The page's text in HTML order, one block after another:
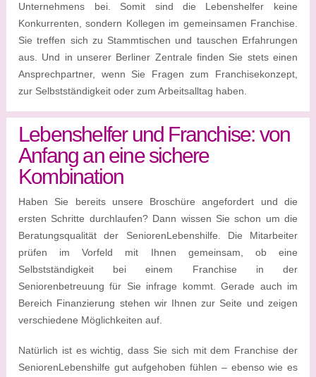
Unternehmens bei. Somit sind die Lebenshelfer keine
Konkurrenten, sondern Kollegen im gemeinsamen Franchise.
Sie treffen sich zu Stammtischen und tauschen Erfahrungen
aus. Und in unserer Berliner Zentrale finden Sie stets einen
Ansprechpartner, wenn Sie Fragen zum Franchisekonzept,
zur Selbstständigkeit oder zum Arbeitsalltag haben.
Lebenshelfer und Franchise: von
Anfang an eine sichere
Kombination
Haben Sie bereits unsere Broschüre angefordert und die
ersten Schritte durchlaufen? Dann wissen Sie schon um die
Beratungsqualität der SeniorenLebenshilfe. Die Mitarbeiter
prüfen im Vorfeld mit Ihnen gemeinsam, ob eine
Selbstständigkeit bei einem Franchise in der
Seniorenbetreuung für Sie infrage kommt. Gerade auch im
Bereich Finanzierung stehen wir Ihnen zur Seite und zeigen
verschiedene Möglichkeiten auf.
Natürlich ist es wichtig, dass Sie sich mit dem Franchise der
SeniorenLebenshilfe gut aufgehoben fühlen – ebenso wie es